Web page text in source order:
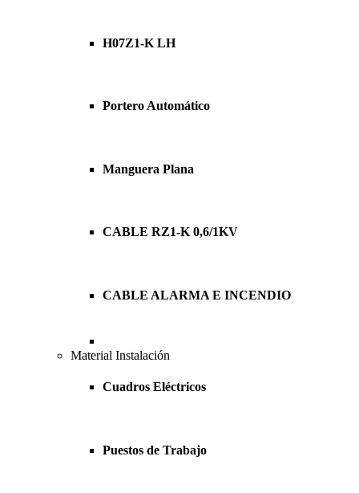
H07Z1-K LH
Portero Automático
Manguera Plana
CABLE RZ1-K 0,6/1KV
CABLE ALARMA E INCENDIO
Material Instalación
Cuadros Eléctricos
Puestos de Trabajo